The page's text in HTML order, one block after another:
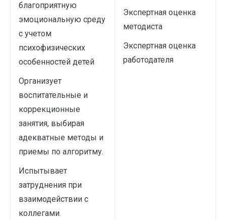
Экспертная оценка
методиста
Экспертная оценка
работодателя
благоприятную
эмоциональную среду
с учетом
психофизических
особенностей детей
Организует
воспитательные и
коррекционные
занятия, выбирая
адекватные методы и
приемы по алгоритму.
Испытывает
затруднения при
взаимодействии с
коллегами.